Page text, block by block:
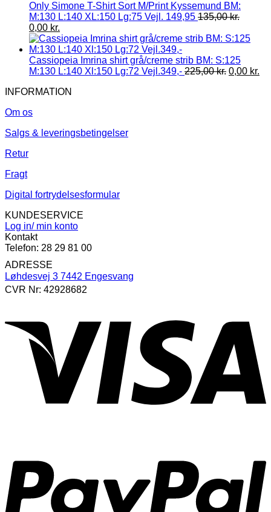
Only Simone T-Shirt Sort M/Print Kyssemund BM:
M:130 L:140 XL:150 Lg:75 Vejl. 149,95 135,00kr.
0,00 kr.
Cassiopeia Imrina shirt grå/creme strib BM: S:125
M:130 L:140 Xl:150 Lg:72 Vejl.349,- 225,00kr. 0,00 kr.
INFORMATION
Om os
Salgs & leveringsbetingelser
Retur
Fragt
Digital fortrydelsesformular
KUNDESERVICE
Log in/ min konto
Kontakt
Telefon: 28 29 81 00
ADRESSE
Løhdesvej 3 7442 Engesvang
CVR Nr: 42928682